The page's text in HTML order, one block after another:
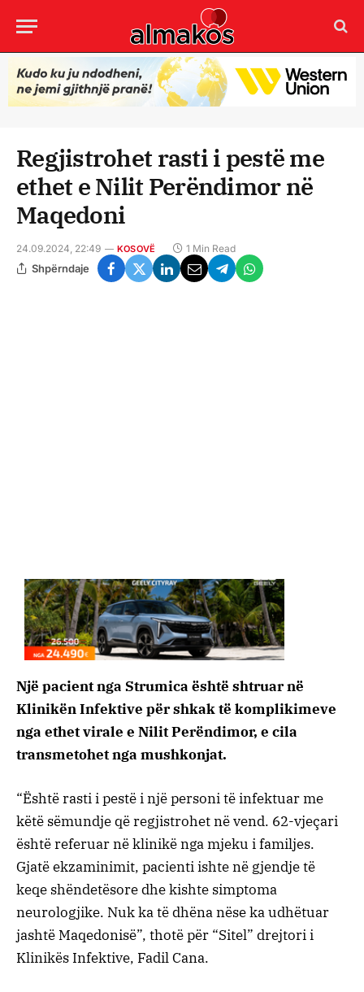
Regjistrohet rasti i pestë me
ethet e Nilit Perëndimor në
Maqedoni
24.09.2024, 22:49 KOSOVË 1 Min Read
Shpërndaje
Një pacient nga Strumica është shtruar në
Klinikën Infektive për shkak të komplikimeve
nga ethet virale e Nilit Perëndimor, e cila
transmetohet nga mushkonjat.
“Është rasti i pestë i një personi të infektuar me
këtë sëmundje që regjistrohet në vend. 62-vjeçari
është referuar në klinikë nga mjeku i familjes.
Gjatë ekzaminimit, pacienti ishte në gjendje të
keqe shëndetësore dhe kishte simptoma
neurologjike. Nuk ka të dhëna nëse ka udhëtuar
jashtë Maqedonisë”, thotë për “Sitel” drejtori i
Klinikës Infektive, Fadil Cana.